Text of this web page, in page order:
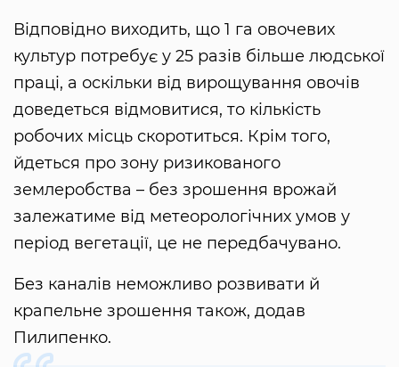
Відповідно виходить, що 1 га овочевих
культур потребує у 25 разів більше людської
праці, а оскільки від вирощування овочів
доведеться відмовитися, то кількість
робочих місць скоротиться. Крім того,
йдеться про зону ризикованого
землеробства – без зрошення врожай
залежатиме від метеорологічних умов у
період вегетації, це не передбачувано.
Без каналів неможливо розвивати й
крапельне зрошення також, додав
Пилипенко.